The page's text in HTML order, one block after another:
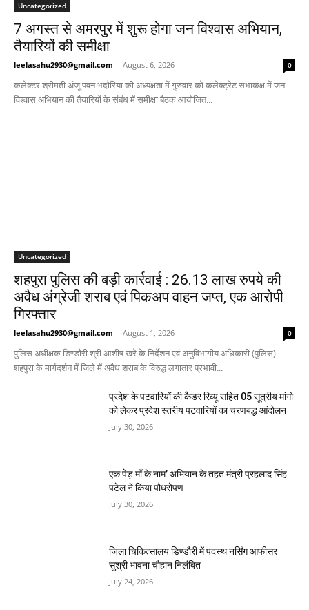
Uncategorized
7 अगस्त से अमरपुर में शुरू होगा जन विश्वास अभियान,
तैयारियों की समीक्षा
leelasahu2930@gmail.com - August 6, 2026 0
कलेक्टर श्रीमती अंजू पवन भदौरिया की अध्यक्षता में गुरुवार को कलेक्ट्रेट सभाकक्ष में जन
विश्वास अभियान की तैयारियों के संबंध में समीक्षा बैठक आयोजित...
Uncategorized
शहपुरा पुलिस की बड़ी कार्रवाई : 26.13 लाख रुपये की
अवैध अंग्रेजी शराब एवं पिकअप वाहन जप्त, एक आरोपी
गिरफ्तार
leelasahu2930@gmail.com - August 1, 2026 0
पुलिस अधीक्षक डिण्डौरी श्री आशीष खरे के निर्देशन एवं अनुविभागीय अधिकारी (पुलिस)
शहपुरा के मार्गदर्शन में जिले में अवैध शराब के विरुद्ध लगातार प्रभावी...
प्रदेश के पटवारियों की कैडर रिव्यू सहित 05 सूत्रीय मांगो
को लेकर प्रदेश स्तरीय पटवारियों का चरणबद्ध आंदोलन
July 30, 2026
एक पेड़ माँ के नाम’ अभियान के तहत मंत्री प्रहलाद सिंह
पटेल ने किया पौधरोपण
July 30, 2026
जिला चिकित्सालय डिण्डौरी में पदस्थ नर्सिंग आफीसर
सुश्री भावना चौहान निलंबित
July 24, 2026